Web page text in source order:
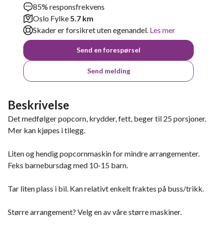
85% responsfrekvens
Oslo Fylke5.7 km
Skader er forsikret uten egenandel. Les mer
Send en forespørsel
Send melding
Beskrivelse
Det medfølger popcorn, krydder, fett, beger til 25 porsjoner.
Mer kan kjøpes i tilegg.
Liten og hendig popcornmaskin for mindre arrangementer.
Feks barnebursdag med 10-15 barn.
Tar liten plass i bil. Kan relativt enkelt fraktes på buss/trikk.
Større arrangement? Velg en av våre større maskiner.